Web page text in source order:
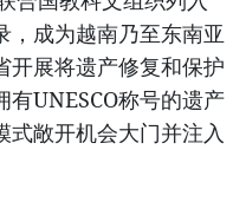
，成为越南乃至东南亚
开展将遗产修复和保护
UNESCO称号的遗产
式敞开机会大门并注入